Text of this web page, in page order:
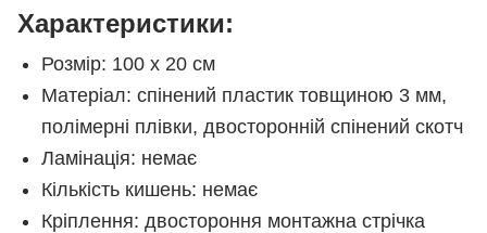
Характеристики:
Розмір: 100 х 20 см
Матеріал: спінений пластик товщиною 3 мм,
полімерні плівки, двосторонній спінений скотч
Ламінація: немає
Кількість кишень: немає
Кріплення: двостороння монтажна стрічка